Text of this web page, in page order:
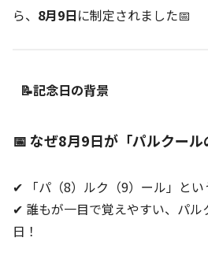
ら、 8月9日に制定されました📅
📝記念日の背景
📅 なぜ8月9日が「パルクール
✔ 「パ（8）ルク（9）ール」と
✔ 誰もが一目で覚えやすい、パル
日！